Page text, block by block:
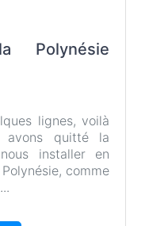
Polynésie
lignes, voilà
avons quitté la
installer en
comme